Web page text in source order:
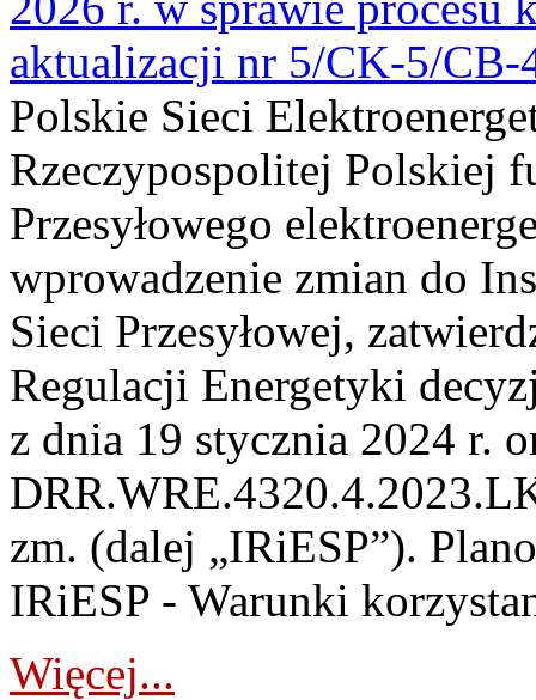
aktualizacji nr 5/CK-5/CB-
Polskie Sieci
Rzeczypospolitej Polskiej
Przesyłowego
wprowadzenie zmian do
Sieci Przesyłowej,
Regulacji Energetyki
z dnia 19 stycznia 2024 r.
zm. (dalej „IRiESP”).
IRiESP - Warunki
Więcej...